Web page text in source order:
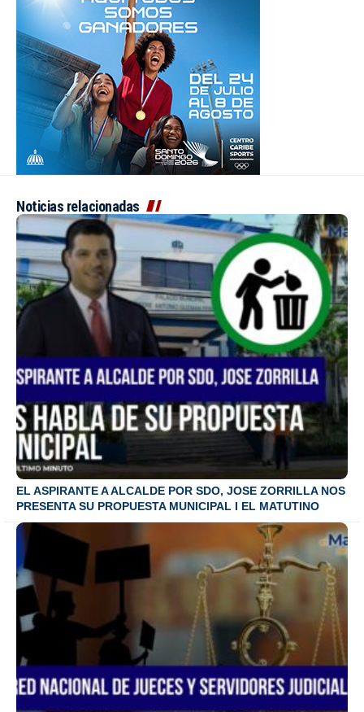
Noticias relacionadas
EL ASPIRANTE A ALCALDE POR SDO, JOSE ZORRILLA NOS
PRESENTA SU PROPUESTA MUNICIPAL I EL MATUTINO